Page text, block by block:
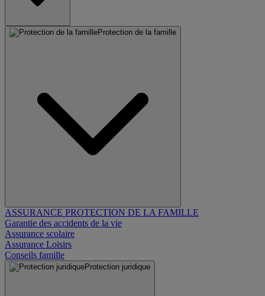
Protection de la famille
ASSURANCE PROTECTION DE LA FAMILLE
Garantie des accidents de la vie
Assurance scolaire
Assurance Loisirs
Conseils famille
Protection juridique